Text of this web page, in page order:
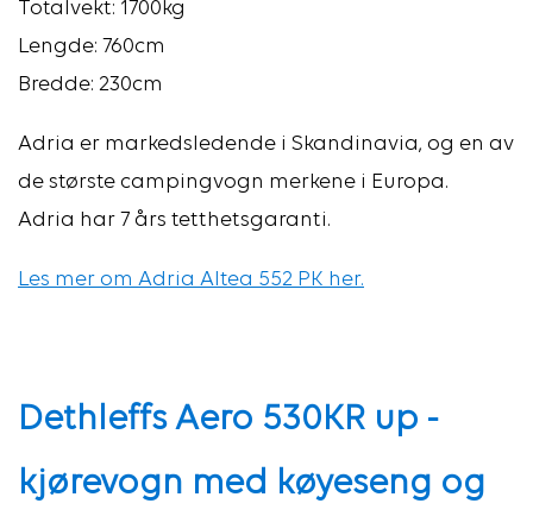
Totalvekt: 1700kg
Lengde: 760cm
Bredde: 230cm
Adria er markedsledende i Skandinavia, og en av
de største campingvogn merkene i Europa.
Adria har 7 års tetthetsgaranti.
Les mer om Adria Altea 552 PK her.
Dethleffs Aero 530KR up -
kjørevogn med køyeseng og